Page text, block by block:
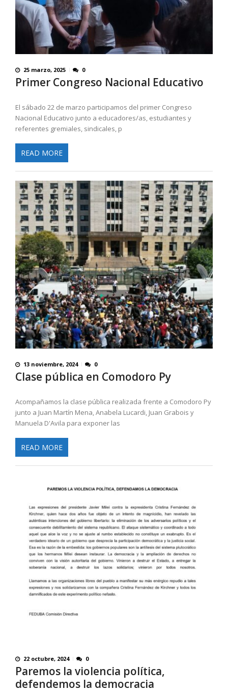
25 marzo, 2025 0
Primer Congreso Nacional Educativo
El sábado 22 de marzo participamos del primer Congreso
Nacional Educativo junto a educadores/as, estudiantes y
referentes gremiales, sindicales, p
READ MORE
13 noviembre, 2024 0
Clase pública en Comodoro Py
Acompañamos la clase pública realizada frente a Comodoro Py
junto a Juan Martín Mena, Anabela Lucardi, Juan Grabois y
Manuela D'Avila para exponer las
READ MORE
22 octubre, 2024 0
Paremos la violencia política,
defendemos la democracia